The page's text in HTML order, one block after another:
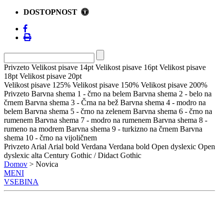
DOSTOPNOST
Privzeto Velikost pisave 14pt Velikost pisave 16pt Velikost pisave
18pt Velikost pisave 20pt
Velikost pisave 125% Velikost pisave 150% Velikost pisave 200%
Privzeto Barvna shema 1 - črno na belem Barvna shema 2 - belo na
črnem Barvna shema 3 - Črna na bež Barvna shema 4 - modro na
belem Barvna shema 5 - črno na zelenem Barvna shema 6 - črno na
rumenem Barvna shema 7 - modro na rumenem Barvna shema 8 -
rumeno na modrem Barvna shema 9 - turkizno na črnem Barvna
shema 10 - črno na vijoličnem
Privzeto Arial Arial bold Verdana Verdana bold Open dyslexic Open
dyslexic alta Century Gothic / Didact Gothic
Domov > Novica
MENI
VSEBINA